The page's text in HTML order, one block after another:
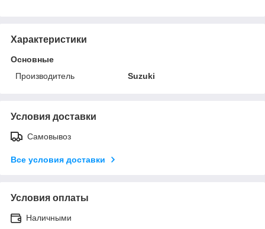
Характеристики
Основные
Производитель
Suzuki
Условия доставки
Самовывоз
Все условия доставки
Условия оплаты
Наличными